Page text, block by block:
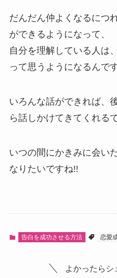
だんだん仲よくなるにつ
ができるようになって、
自分を理解している人は
って思うようになるんです
いろんな話ができれば、
ら話しかけてきてくれる
いつの間にかきみに会い
なりたいですね!!
告白を成功させる方法 恋愛
よかったらシ